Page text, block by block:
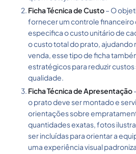
Ficha Técnica de Custo– O
fornecer um controle financeiro
especifica o custo unitário de
o custo total do prato, ajudando
venda, esse tipo de ficha
estratégicos para reduzir
qualidade.
Ficha Técnica de Apresentação
o prato deve ser montado e
orientações sobre
quantidades exatas, fotos
ser incluídas para orientar a
uma experiência visual